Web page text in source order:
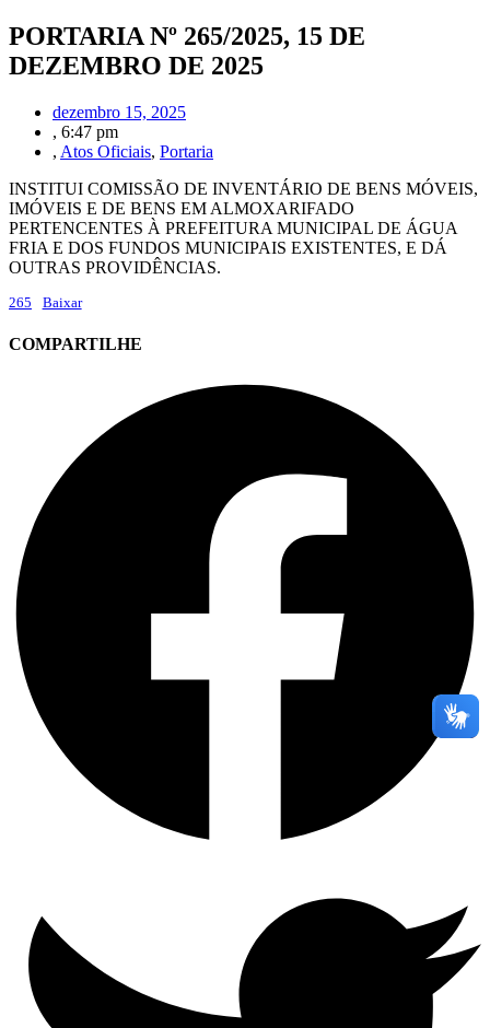
PORTARIA Nº 265/2025, 15 DE
DEZEMBRO DE 2025
dezembro 15, 2025
, 6:47 pm
, Atos Oficiais, Portaria
INSTITUI COMISSÃO DE INVENTÁRIO DE BENS MÓVEIS,
IMÓVEIS E DE BENS EM ALMOXARIFADO
PERTENCENTES À PREFEITURA MUNICIPAL DE ÁGUA
FRIA E DOS FUNDOS MUNICIPAIS EXISTENTES, E DÁ
OUTRAS PROVIDÊNCIAS.
265 Baixar
COMPARTILHE